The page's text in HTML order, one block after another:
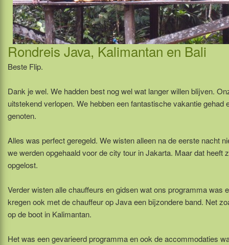
Rondreis Java, Kalimantan en Bali
Beste Flip.
Dank je wel. We hadden best nog wel wat langer willen blijven.
uitstekend verlopen. We hebben een fantastische vakantie gehad
genoten.
Alles was perfect geregeld. We wisten alleen na de eerste nacht
we werden opgehaald voor de city tour in Jakarta. Maar dat heeft
opgelost.
Verder wisten alle chauffeurs en gidsen wat ons programma was
kregen ook met de chauffeur op Java een bijzondere band. Net
op de boot in Kalimantan.
Het was een gevarieerd programma en ook de accommodaties